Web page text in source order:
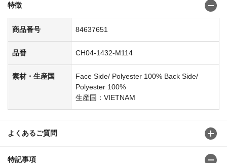
特徴
商品番号 84637651
品番 CH04-1432-M114
素材・生産国
Face Side/ Polyester 100% Back Side/
Polyester 100%
生産国：VIETNAM
よくあるご質問
特記事項